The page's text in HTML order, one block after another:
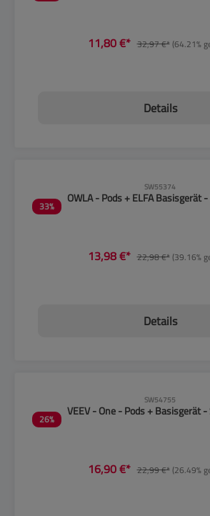
11,80 €* 32,97 €*(64.21%
Details
33%
SW55374
OWLA - Pods + ELFA Basisgerät
13,98 €* 22,98 €*(39.16%
Details
26%
SW54755
VEEV - One - Pods + Basisgerät
16,90 €* 22,99 €*(26.49%